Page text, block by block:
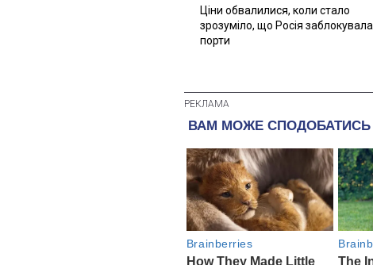
Ціни обвалилися, коли стало
зрозуміло, що Росія заблокувала
порти